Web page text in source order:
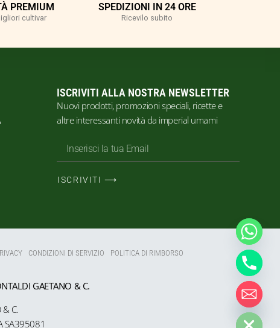
PREMIUM
cultivar
SPEDIZIONI IN 24 ORE
Ricevilo subito
ISCRIVITI ALLA NOSTRA NEWSLETTER
Nuovi prodotti, promozioni speciali, ricette e
altre interessanti novità da imperial umami
ISCRIVITI ⟶
CONDIZIONI DI SERVIZIO POLITICA DI RIMBORSO
GAETANO & C.
C.
SA395081
HIDE CHATY